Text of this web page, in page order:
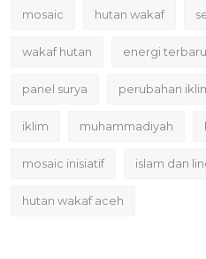
mosaic hutan wakaf
wakaf hutan energi
panel surya perubahan
iklim muhammadiyah
mosaic inisiatif islam dan
hutan wakaf aceh